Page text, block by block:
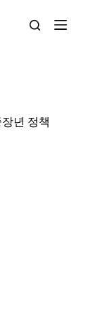
장년 정책